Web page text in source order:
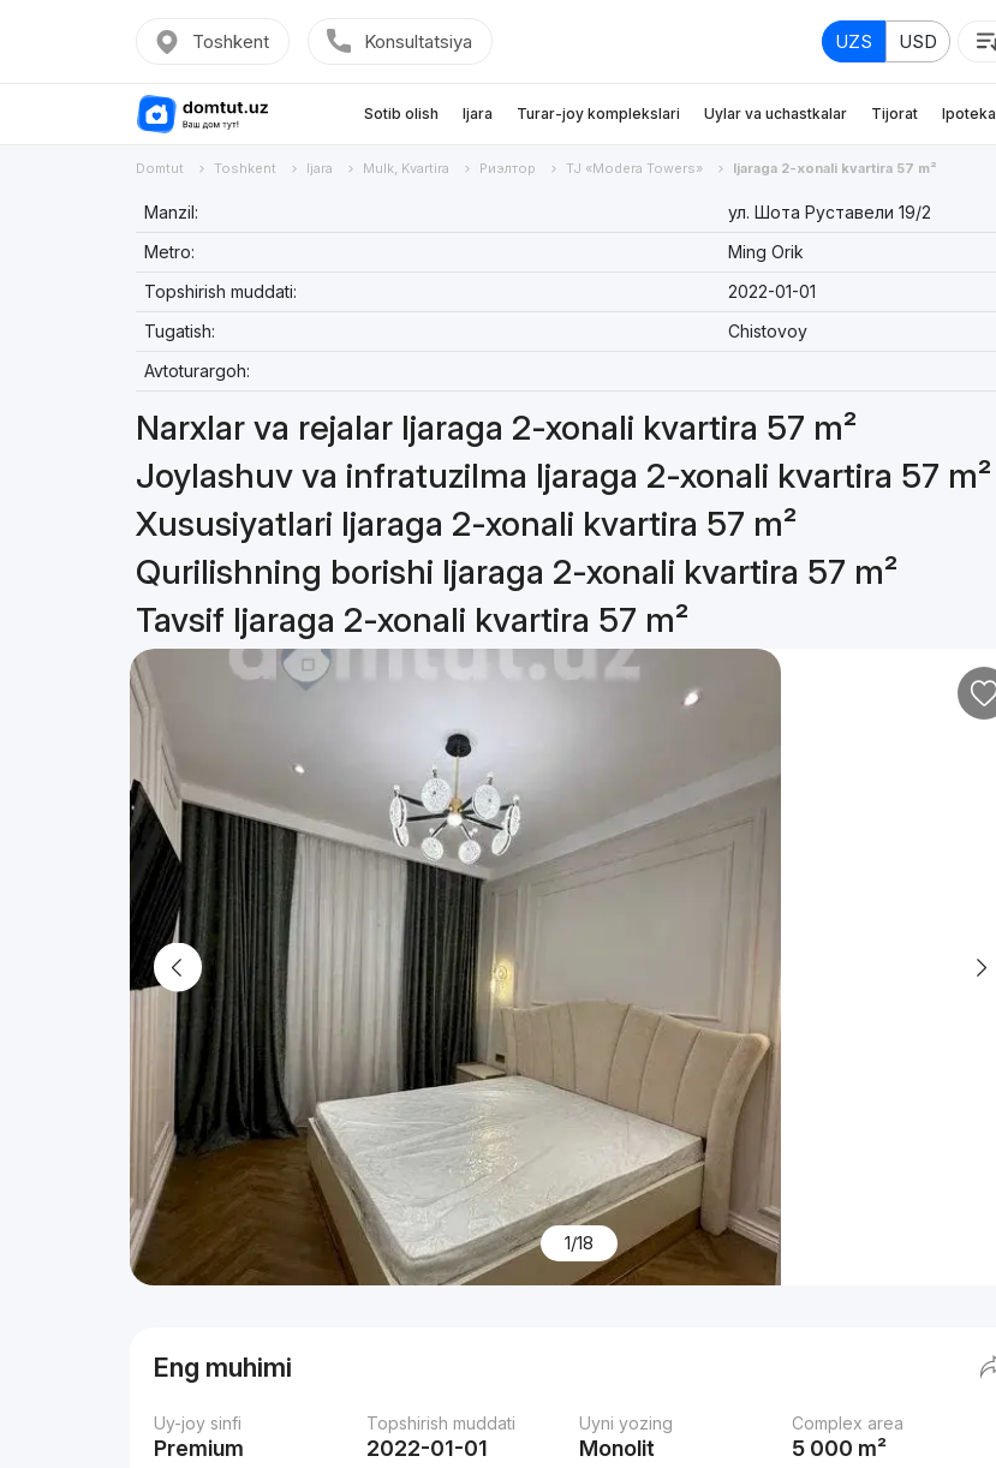
Toshkent Konsultatsiya UZS USD
Sotib olish Ijara Turar-joy komplekslari Uylar va uchastkalar Tijorat Ipoteka
Domtut Toshkent Ijara Mulk, Kvartira Риэлтор TJ «Modera Towers» Ijaraga 2-xonali kvartira 57 m²
Manzil:
ул. Шота Руставели 19/2
Metro:
Ming Orik
Topshirish muddati:
2022-01-01
Tugatish:
Chistovoy
Avtoturargoh:
Narxlar va rejalar Ijaraga 2-xonali kvartira 57 m²
Joylashuv va infratuzilma Ijaraga 2-xonali kvartira 57 m²
Xususiyatlari Ijaraga 2-xonali kvartira 57 m²
Qurilishning borishi Ijaraga 2-xonali kvartira 57 m²
Tavsif Ijaraga 2-xonali kvartira 57 m²
1/18
Eng muhimi
Uy-joy sinfi
Premium
Topshirish muddati
2022-01-01
Uyni yozing
Monolit
Complex area
5 000 m²